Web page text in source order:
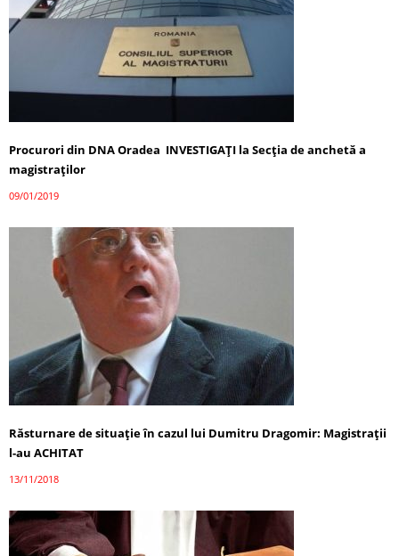
Procurori din DNA Oradea INVESTIGAȚI la Secţia de anchetă a
magistraţilor
09/01/2019
Răsturnare de situaţie în cazul lui Dumitru Dragomir: Magistraţii
l-au ACHITAT
13/11/2018